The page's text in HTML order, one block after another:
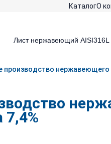
КаталогО
нержавеющего